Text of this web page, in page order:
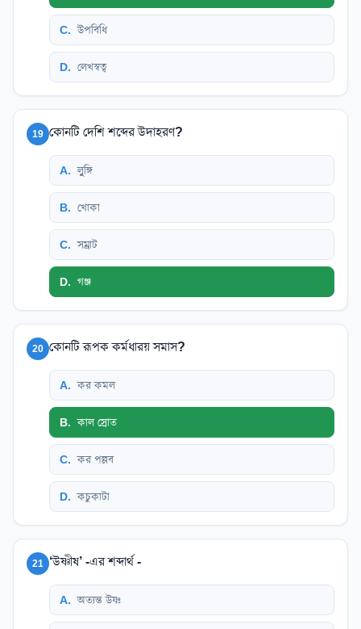
C. উপবিধি
D. লেখস্বত্ব
19 কোনটি দেশি শব্দের উদাহরণ?
A. লুুঙ্গি
B. খোকা
C. সম্রাট
D. গঞ্জ
20 কোনটি রূপক কর্মধারয় সমাস?
A. কর কমল
B. কাল স্রোত
C. কর পল্লব
D. কচুকাটা
21 ‘উষ্ণীষ’ -এর শব্দার্থ -
A. অত্যন্ত উষ্ণ